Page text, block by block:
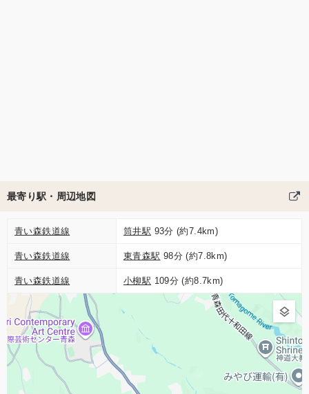
最寄り駅・周辺地図
青い森鉄道線 筒井駅 93分 (約7.4km)
青い森鉄道線 東青森駅 98分 (約7.8km)
青い森鉄道線 小柳駅 109分 (約8.7km)